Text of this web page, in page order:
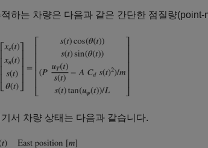
적하는 차량은 다음과 같은 간단한 점질량
서 차량 상태는 다음과 같습니다.